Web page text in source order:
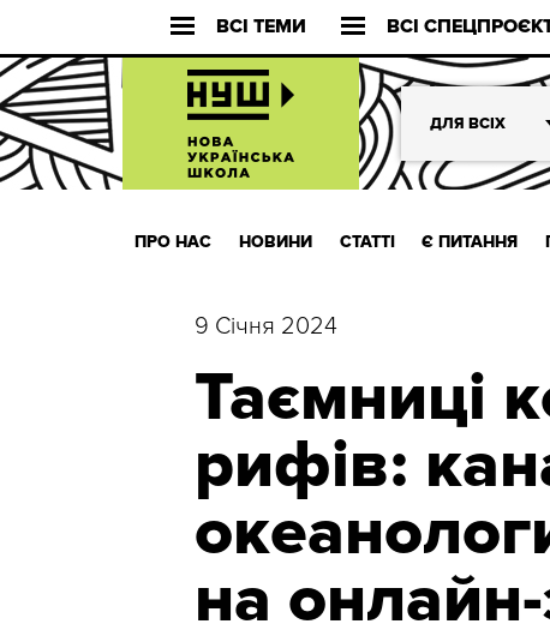
ВСІ ТЕМИ ВСІ
ДЛЯ ВСІХ
ПРО НАС НОВИНИ СТАТТІ Є ПИТАННЯ
9 Січня 2024
Таємниці
рифів:
на онлайн-